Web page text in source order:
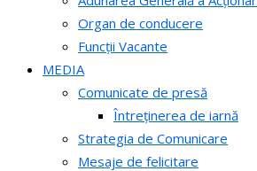
Organ de conducere
Funcții Vacante
MEDIA
Comunicate de presă
Întreținerea de iarnă
Strategia de Comunicare
Mesaje de felicitare